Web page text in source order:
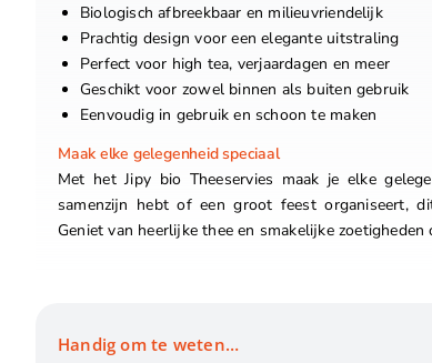
Biologisch afbreekbaar en milieuvriendelijk
Prachtig design voor een elegante uitstraling
Perfect voor high tea, verjaardagen en meer
Geschikt voor zowel binnen als buiten gebruik
Eenvoudig in gebruik en schoon te maken
Maak elke gelegenheid speciaal
Met het Jipy bio Theeservies maak je elke
samenzijn hebt of een groot feest organiseert,
Geniet van heerlijke thee en smakelijke
Handig om te weten…